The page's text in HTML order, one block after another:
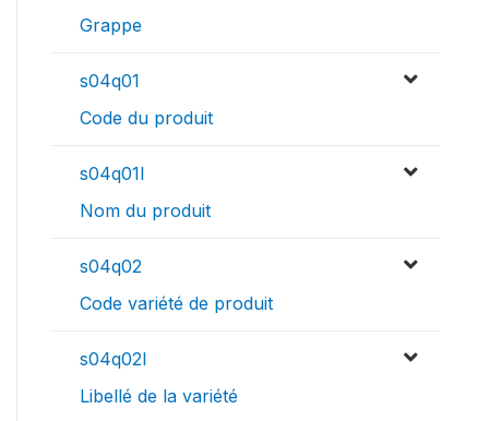
Grappe
s04q01
Code du produit
s04q01l
Nom du produit
s04q02
Code variété de produit
s04q02l
Libellé de la variété